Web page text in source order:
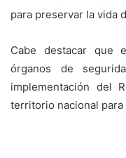
para preservar la vida
Cabe destacar que
órganos de
implementación del
territorio nacional